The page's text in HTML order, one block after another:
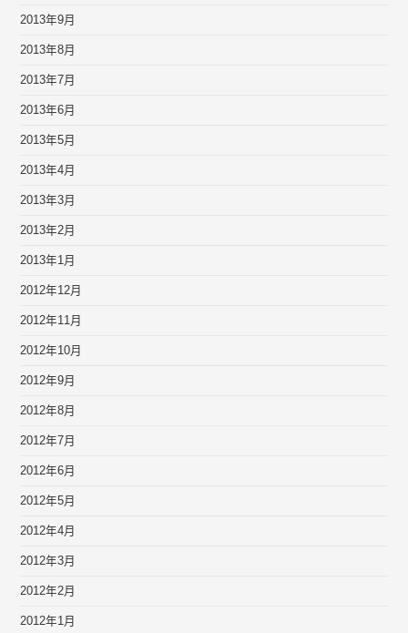
2013年9月
2013年8月
2013年7月
2013年6月
2013年5月
2013年4月
2013年3月
2013年2月
2013年1月
2012年12月
2012年11月
2012年10月
2012年9月
2012年8月
2012年7月
2012年6月
2012年5月
2012年4月
2012年3月
2012年2月
2012年1月